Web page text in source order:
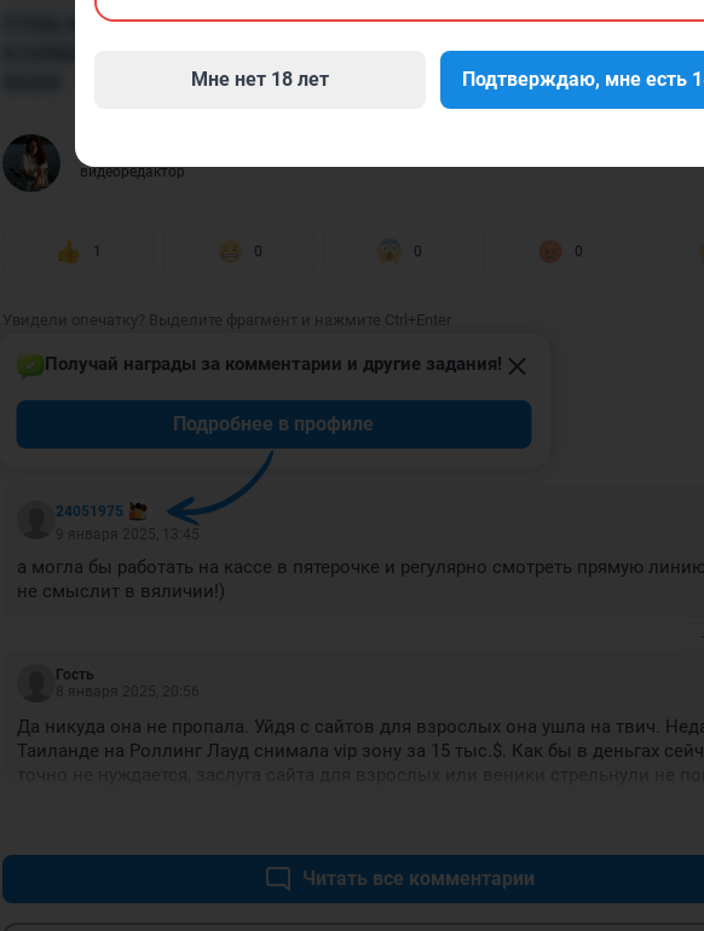
О том, как реагировали знакомые Полины на ее занятие, как она живет
и собирается ли рассказывать о своем прошлом дочери, смотрите в
видеоредактор
1 0 0 0
Увидели опечатку? Выделите фрагмент и нажмите Ctrl+Enter
КОММЕНТАРИИ 4
24051975
Получай награды за комментарии и другие задания!
Подробнее в профиле
9 января 2025, 13:45
а могла бы работать на кассе в пятерочке и регулярно смотреть прямую
не смыслит в вяличии!)
Гость
8 января 2025, 20:56
Да никуда она не пропала. Уйдя с сайтов для взрослых она ушла на твич.
Таиланде на Роллинг Лауд снимала vip зону за 15 тыс.$. Как бы в деньгах
точно не нуждается, заслуга сайта для взрослых или веники стрельнули не
Читать все комментарии
Мне нет 18 лет Подтверждаю, мне есть